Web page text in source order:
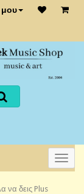
να δεις Plus